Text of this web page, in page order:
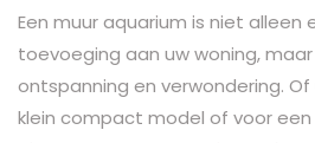
Een muur aquarium is niet alleen
toevoeging aan uw woning,
ontspanning en verwondering.
klein compact model of voor